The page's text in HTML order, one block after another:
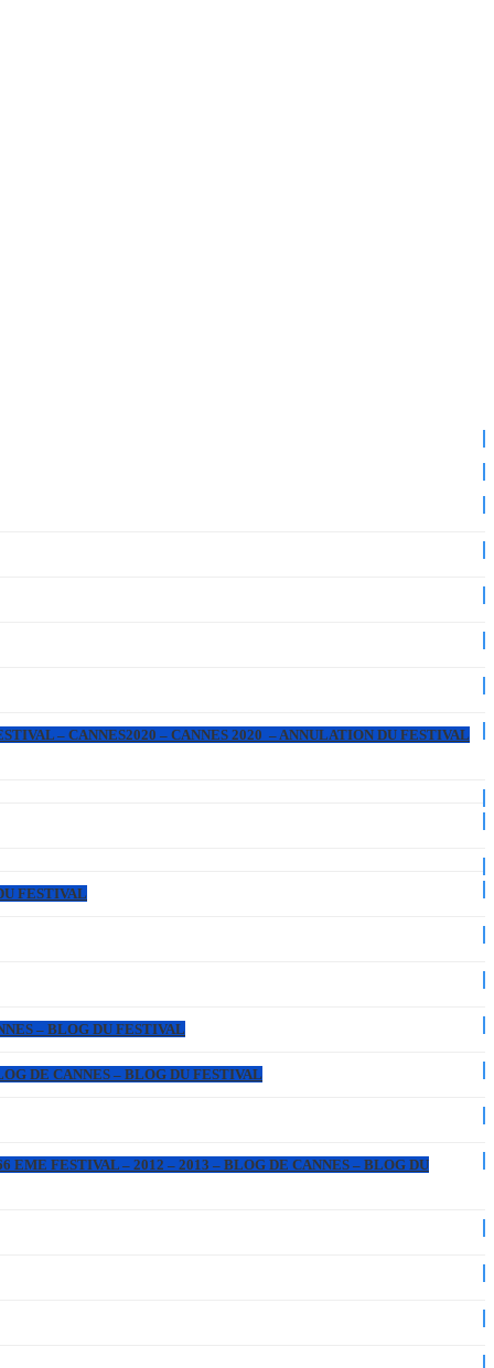
– CANNES2020 – CANNES 2020 – ANNULATION DU FESTIVAL
FESTIVAL
– BLOG DU FESTIVAL
DE CANNES – BLOG DU FESTIVAL
FESTIVAL – 2012 – 2013 – BLOG DE CANNES – BLOG DU